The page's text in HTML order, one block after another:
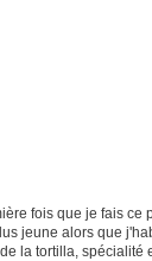
fois que je fais ce
jeune alors que
la tortilla, spécialité